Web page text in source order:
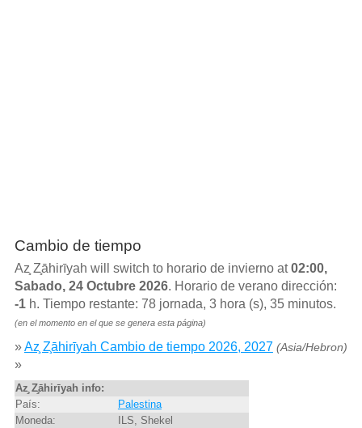
Cambio de tiempo
Az̧ Z̧āhirīyah will switch to horario de invierno at02:00,
Sabado, 24 Octubre 2026. Horario de verano dirección:
-1h. Tiempo restante: 78 jornada, 3 hora (s), 35 minutos.
(en el momento en el que se genera esta página)
»Az̧ Z̧āhirīyah Cambio de tiempo 2026, 2027 (Asia/Hebron)
»
Az̧ Z̧āhirīyah info:
País:
Palestina
Moneda:
ILS, Shekel